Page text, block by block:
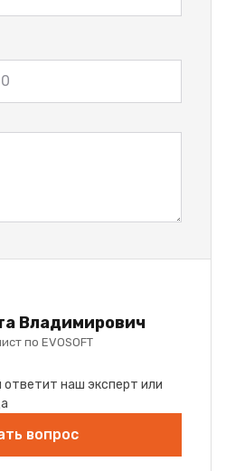
Владимирович
по EVOSOFT
наш эксперт или
вопрос